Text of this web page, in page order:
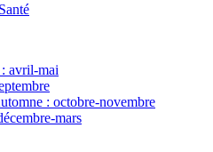
avril-mai
: octobre-novembre
mars